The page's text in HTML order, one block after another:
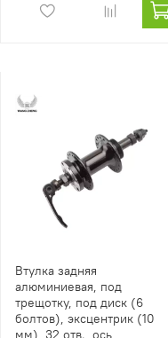
Втулка задняя
алюминиевая, под
трещотку, под диск (6
болтов), эксцентрик (10
мм), 32 отв., ось